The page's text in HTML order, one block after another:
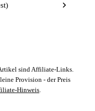
sind Affiliate-Links.
Provision - der Preis
Hinweis